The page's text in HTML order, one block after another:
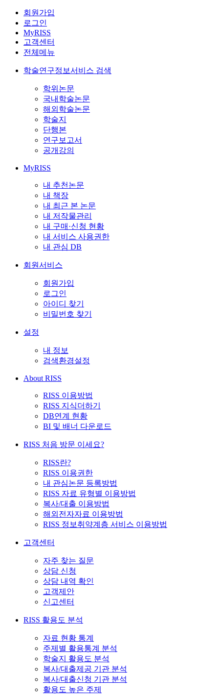
회원가입
로그인
MyRISS
고객센터
전체메뉴
학술연구정보서비스 검색
학위논문
국내학술논문
해외학술논문
학술지
단행본
연구보고서
공개강의
MyRISS
내 추천논문
내 책장
내 최근 본 논문
내 저작물관리
내 구매·신청 현황
내 서비스 사용권한
내 관심 DB
회원서비스
회원가입
로그인
아이디 찾기
비밀번호 찾기
설정
내 정보
검색환경설정
About RISS
RISS 이용방법
RISS 지식더하기
DB연계 현황
BI 및 배너 다운로드
RISS 처음 방문 이세요?
RISS란?
RISS 이용권한
내 관심논문 등록방법
RISS 자료 유형별 이용방법
복사/대출 이용방법
해외전자자료 이용방법
RISS 정보취약계층 서비스 이용방법
고객센터
자주 찾는 질문
상담 신청
상담 내역 확인
고객제안
신고센터
RISS 활용도 분석
자료 현황 통계
주제별 활용통계 분석
학술지 활용도 분석
복사/대출제공 기관 분석
복사/대출신청 기관 분석
활용도 높은 주제